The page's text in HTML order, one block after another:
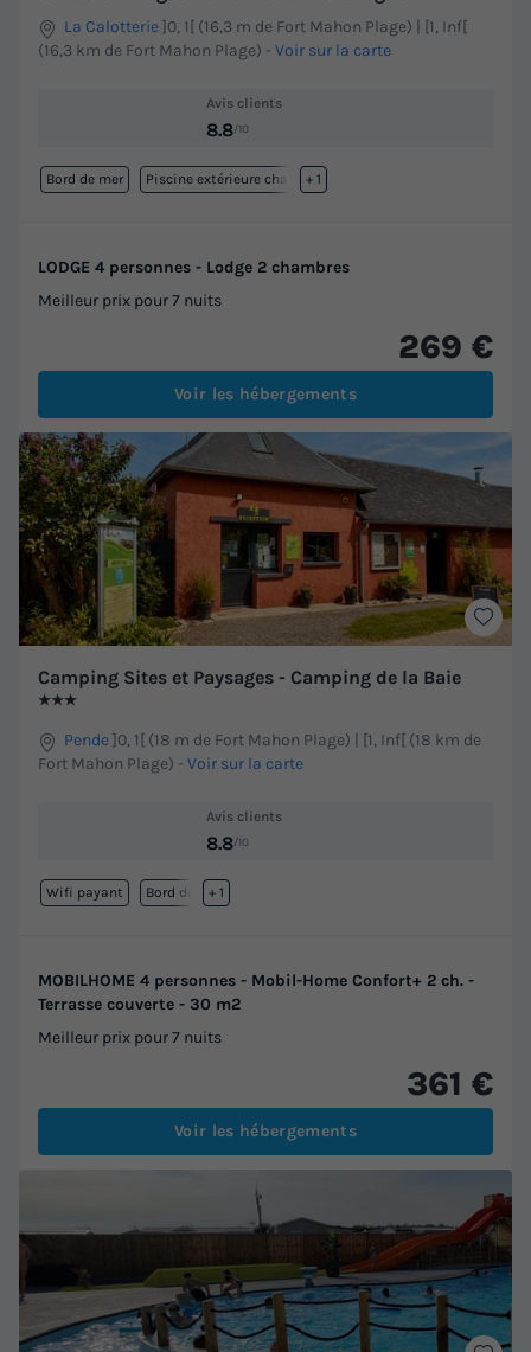
La Calotterie]0, 1[ (16,3 m de Fort Mahon Plage) | [1, Inf[
(16,3 km de Fort Mahon Plage) - Voir sur la carte
Avis clients
8.8/10
Bord de mer Piscine extérieure chauffée
+ 1
LODGE 4 personnes - Lodge 2 chambres
Meilleur prix pour 7 nuits
269 €
Voir les hébergements
Camping Sites et Paysages - Camping de la Baie
★★★
Pende]0, 1[ (18 m de Fort Mahon Plage) | [1, Inf[ (18 km de
Fort Mahon Plage) - Voir sur la carte
Avis clients
8.8/10
Wifi payant Bord de mer
+ 1
MOBILHOME 4 personnes - Mobil-Home Confort+ 2 ch. -
Terrasse couverte - 30 m2
Meilleur prix pour 7 nuits
361 €
Voir les hébergements